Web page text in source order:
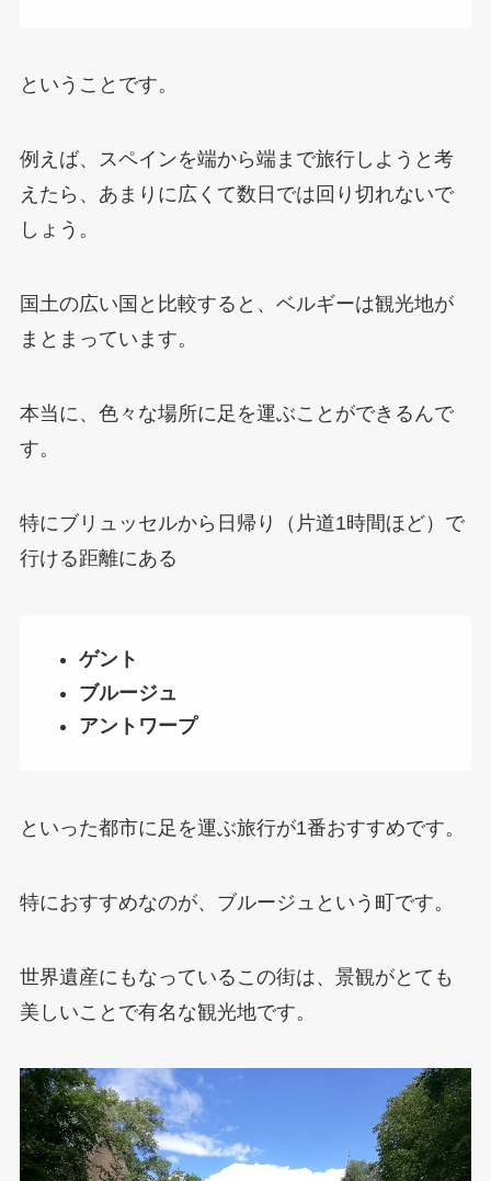
ということです。
例えば、スペインを端から端まで旅行しようと考
えたら、あまりに広くて数日では回り切れないで
しょう。
国土の広い国と比較すると、ベルギーは観光地が
まとまっています。
本当に、色々な場所に足を運ぶことができるんで
す。
特にブリュッセルから日帰り（片道1時間ほど）で
行ける距離にある
ゲント
ブルージュ
アントワープ
といった都市に足を運ぶ旅行が1番おすすめです。
特におすすめなのが、ブルージュという町です。
世界遺産にもなっているこの街は、景観がとても
美しいことで有名な観光地です。